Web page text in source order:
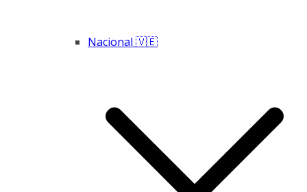
Nacional 🇻🇪